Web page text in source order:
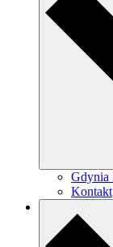
Gdynia
Kontakt